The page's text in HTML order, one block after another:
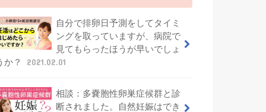
自分で排卵日予測をしてタイミ
ングを取っていますが、病院で
見てもらったほうが早いでしょ
か？
2021.02.01
相談：多嚢胞性卵巣症候群と診
断されました。自然妊娠はでき